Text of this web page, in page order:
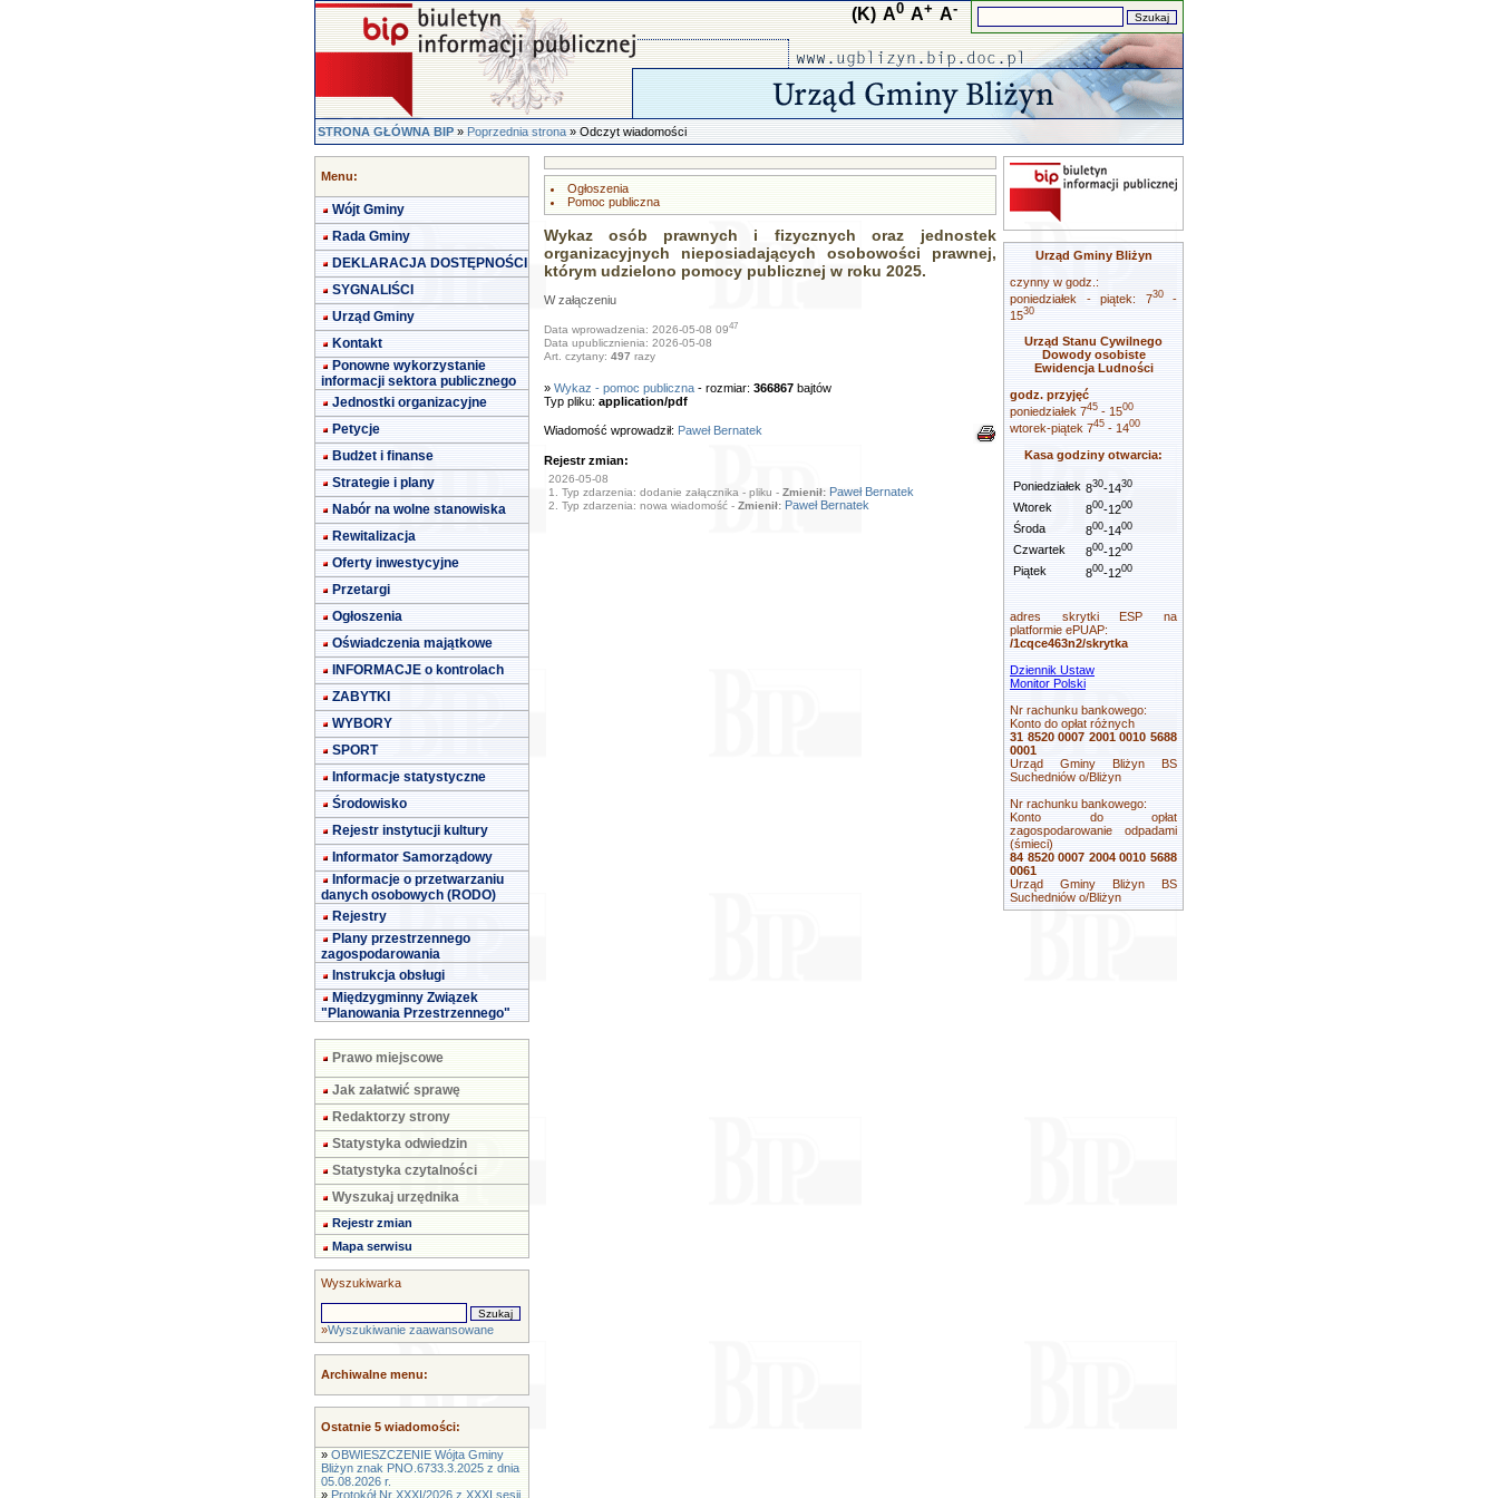
(K) A0 A+ A-
STRONA GŁÓWNA BIP»Poprzednia strona» Odczyt wiadomości
Menu:
Wójt Gminy
Rada Gminy
DEKLARACJA DOSTĘPNOŚCI
SYGNALIŚCI
Urząd Gminy
Kontakt
Ponowne wykorzystanie
informacji sektora publicznego
Jednostki organizacyjne
Petycje
Budżet i finanse
Strategie i plany
Nabór na wolne stanowiska
Rewitalizacja
Oferty inwestycyjne
Przetargi
Ogłoszenia
Oświadczenia majątkowe
INFORMACJE o kontrolach
ZABYTKI
WYBORY
SPORT
Informacje statystyczne
Środowisko
Rejestr instytucji kultury
Informator Samorządowy
Informacje o przetwarzaniu
danych osobowych (RODO)
Rejestry
Plany przestrzennego
zagospodarowania
Instrukcja obsługi
Międzygminny Związek
"Planowania Przestrzennego"
Prawo miejscowe
Jak załatwić sprawę
Redaktorzy strony
Statystyka odwiedzin
Statystyka czytalności
Wyszukaj urzędnika
Rejestr zmian
Mapa serwisu
Wyszukiwarka
»Wyszukiwanie zaawansowane
Archiwalne menu:
Ostatnie 5 wiadomości:
» OBWIESZCZENIE Wójta Gminy
Bliżyn znak PNO.6733.3.2025 z dnia
05.08.2026 r.
» Protokół Nr XXXI/2026 z XXXI sesji
Ogłoszenia
Pomoc publiczna
Wykaz osób prawnych i fizycznych oraz jednostek
organizacyjnych nieposiadających osobowości prawnej,
którym udzielono pomocy publicznej w roku 2025.
W załączeniu
Data wprowadzenia: 2026-05-08 0947
Data upublicznienia: 2026-05-08
Art. czytany: 497 razy
» Wykaz - pomoc publiczna- rozmiar: 366867bajtów
Typ pliku: application/pdf
Wiadomość wprowadził: Paweł Bernatek
Rejestr zmian:
2026-05-08
1. Typ zdarzenia: dodanie załącznika - pliku - Zmienił: Paweł Bernatek
2. Typ zdarzenia: nowa wiadomość - Zmienił: Paweł Bernatek
Urząd Gminy Bliżyn
czynny w godz.:
poniedziałek - piątek: 730-
1530
Urząd Stanu Cywilnego
Dowody osobiste
Ewidencja Ludności
godz. przyjęć
poniedziałek 745 - 1500
wtorek-piątek 745 - 1400
Kasa godziny otwarcia:
Poniedziałek 830-1430
Wtorek 800-1200
Środa 800-1400
Czwartek 800-1200
Piątek 800-1200
adres skrytki ESP na
platformie ePUAP:
/1cqce463n2/skrytka
Dziennik Ustaw
Monitor Polski
Nr rachunku bankowego:
Konto do opłat różnych
31 8520 0007 2001 0010 5688
0001
Urząd Gminy Bliżyn BS
Suchedniów o/Bliżyn
Nr rachunku bankowego:
Konto do opłat
zagospodarowanie odpadami
(śmieci)
84 8520 0007 2004 0010 5688
0061
Urząd Gminy Bliżyn BS
Suchedniów o/Bliżyn